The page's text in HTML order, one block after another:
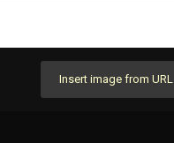
Insert image from URL